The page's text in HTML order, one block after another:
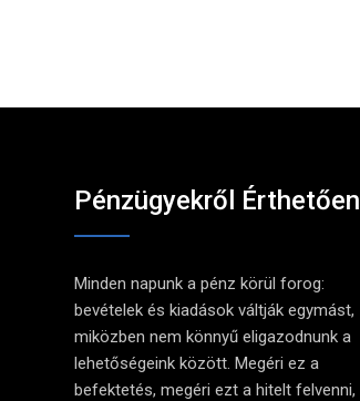
Pénzügyekről Érthetően
Minden napunk a pénz körül forog:
bevételek és kiadások váltják egymást,
miközben nem könnyű eligazodnunk a
lehetőségeink között. Megéri ez a
befektetés, megéri ezt a hitelt felvenni,